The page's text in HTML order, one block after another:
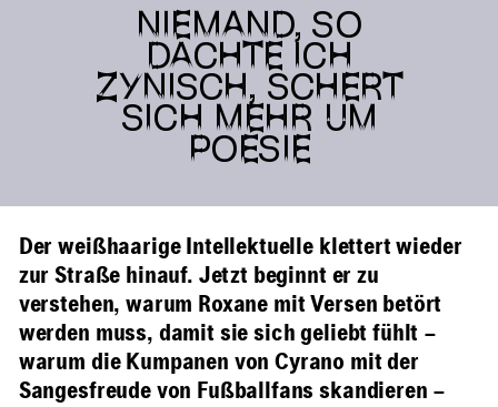
NIEMAND, SO
DACHTE ICH
ZYNISCH, SCHERT
SICH MEHR UM
POESIE
Der weißhaarige Intellektuelle klettert wieder
zur Straße hinauf. Jetzt beginnt er zu
verstehen, warum Roxane mit Versen betört
werden muss, damit sie sich geliebt fühlt –
warum die Kumpanen von Cyrano mit der
Sangesfreude von Fußballfans skandieren –